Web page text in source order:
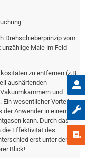
Drehschieberprinzip vom
Male im Feld
zu entfernen (z.B.
aushärtenden
und
Ein wesentlicher Vorteil
Anwender in einem
kann. Durch das
die Effektivität des
erst unter dem
Blick!